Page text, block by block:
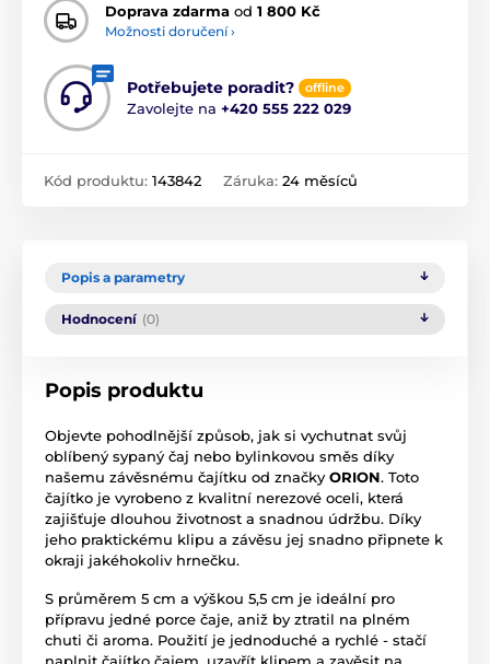
Doprava zdarma od 1 800 Kč
Možnosti doručení ›
Potřebujete poradit? offline
Zavolejte na +420 555 222 029
Kód produktu: 143842 Záruka: 24 měsíců
Popis a parametry
Hodnocení (0)
Popis produktu
Objevte pohodlnější způsob, jak si vychutnat svůj
oblíbený sypaný čaj nebo bylinkovou směs díky
našemu závěsnému čajítku od značky ORION. Toto
čajítko je vyrobeno z kvalitní nerezové oceli, která
zajišťuje dlouhou životnost a snadnou údržbu. Díky
jeho praktickému klipu a závěsu jej snadno připnete k
okraji jakéhokoliv hrnečku.
S průměrem 5 cm a výškou 5,5 cm je ideální pro
přípravu jedné porce čaje, aniž by ztratil na plném
chuti či aroma. Použití je jednoduché a rychlé - stačí